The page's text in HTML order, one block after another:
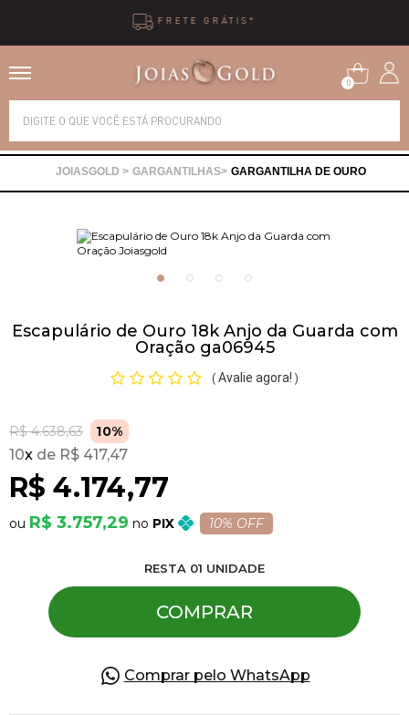
10X SEM JUROS
0
GARGANTILHAS GARGANTILHA DE OURO
Escapulário de Ouro 18k Anjo da Guarda com
Oração ga06945
( Avalie agora! )
R$ 4.638,63 10%
R$ 4.174,77
10x R$ 417,47
R$ 3.757,29 PIX 10% OFF
RESTA 01 UNIDADE
COMPRAR
Comprar pelo WhatsApp
Alianças
Brincos
Pulseiras
Piercing
Pedras Preciosas
Presente
OFERTAS